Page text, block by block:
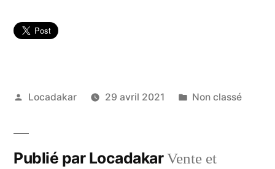
Publié
Locadakar 29 avril 2021
Publié
Non classé
Publié par LocadakarVente et